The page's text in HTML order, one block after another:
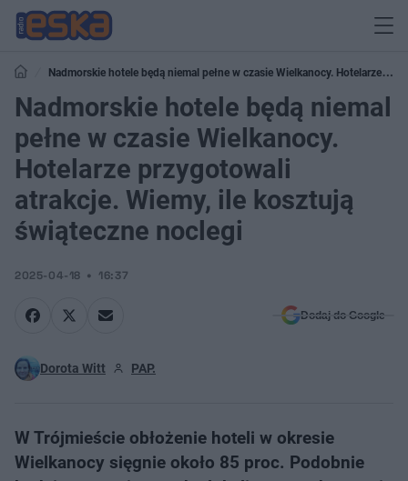
Nadmorskie hotele będą niemal pełne w czasie Wielkanocy. Hotelarze
przygotowali atrakcje. Wiemy, ile kosztują świąteczne noclegi
Nadmorskie hotele będą niemal
pełne w czasie Wielkanocy.
Hotelarze przygotowali
atrakcje. Wiemy, ile kosztują
świąteczne noclegi
2025-04-18 16:37
Dodaj do Google
Dorota Witt PAP.
W Trójmieście obłożenie hoteli w okresie
Wielkanocy sięgnie około 85 proc. Podobnie